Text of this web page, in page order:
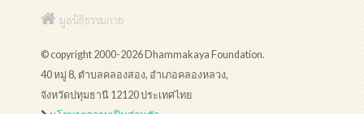
มูลนิธิธรรมกาย
© copyright 2000-2026 Dhammakaya Foundation.
40 หมู่ 8, ตำบลคลองสอง, อำเภอคลองหลวง,
จังหวัดปทุมธานี 12120 ประเทศไทย